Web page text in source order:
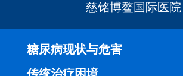
慈铭博鳌国际医院
糖尿病现状与危害